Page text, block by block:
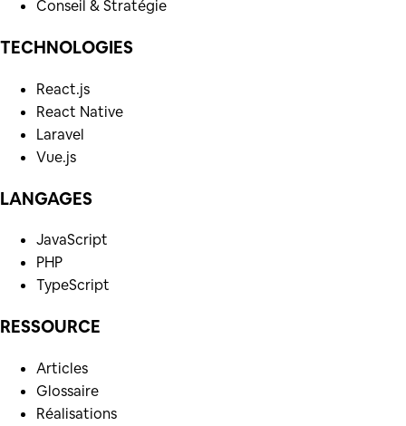
Conseil & Stratégie
TECHNOLOGIES
React.js
React Native
Laravel
Vue.js
LANGAGES
JavaScript
PHP
TypeScript
RESSOURCE
Articles
Glossaire
Réalisations